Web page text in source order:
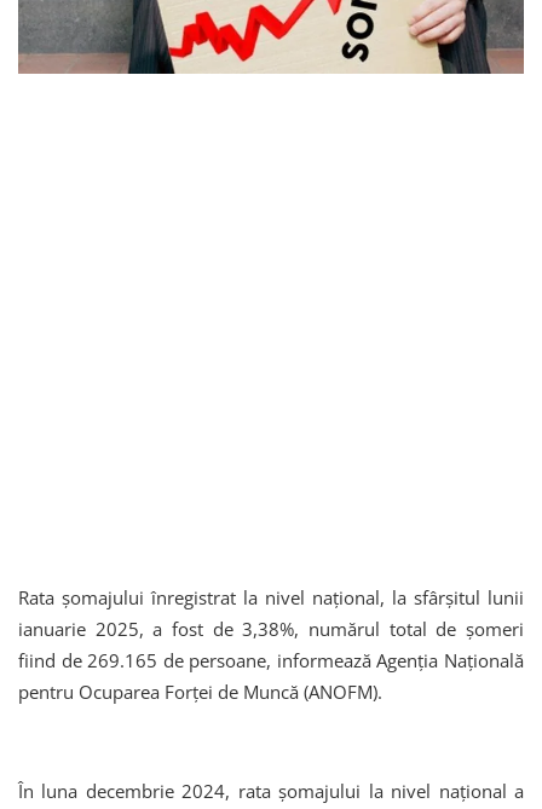
Rata șomajului înregistrat la nivel național, la sfârșitul lunii
ianuarie 2025, a fost de 3,38%, numărul total de șomeri
fiind de 269.165 de persoane, informează Agenția Națională
pentru Ocuparea Forței de Muncă (ANOFM).
În luna decembrie 2024, rata șomajului la nivel național a